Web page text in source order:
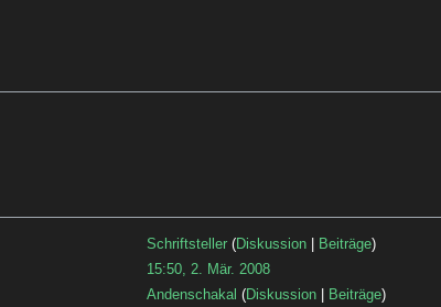
Schriftsteller (Diskussion Beiträge)
15:50, 2. Mär. 2008
Andenschakal (Diskussion Beiträge)